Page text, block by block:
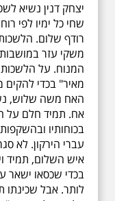
יצחק דנין נשיא
שחי כל ימיו לפי
רודף שלום.
משקי עזר
המנוח. על
מאיר" בכדי להקים
האח משה שלוש,
אח. תמיד חלם על
בכוחותיו
עברי הירקון. לא
איש השלום, תמיד
בכדי שכסאו ישאר
לותר. אבל שכינתו